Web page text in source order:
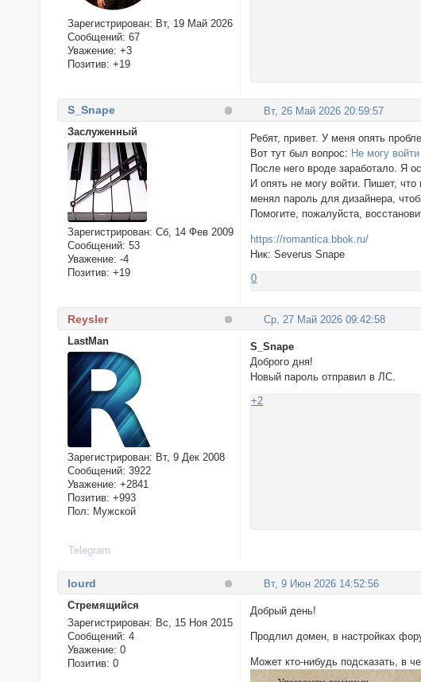
Зарегистрирован: Вт, 19 Май 2026
Сообщений: 67
Уважение: +3
Позитив: +19
Вт, 26 Май 2026 20:59:57
S_Snape
Заслуженный
Зарегистрирован: Сб, 14 Фев 2009
Сообщений: 53
Уважение: -4
Позитив: +19
Ребят, привет. У меня опять
Вот тут был вопрос: Не могу войти
После него вроде заработало. Я
И опять не могу войти. Пишет,
менял пароль для дизайнера,
Помогите, пожалуйста,
https://romantica.bbok.ru/
Ник: Severus Snape
0
Ср, 27 Май 2026 09:42:58
Reysler
LastMan
Зарегистрирован: Вт, 9 Дек 2008
Сообщений: 3922
Уважение: +2841
Позитив: +993
Пол: Мужской
S_Snape
Доброго дня!
Новый пароль отправил в ЛС.
+2
Telegram
Вт, 9 Июн 2026 14:52:56
lourd
Стремящийся
Зарегистрирован: Вс, 15 Ноя 2015
Сообщений: 4
Уважение: 0
Позитив: 0
Добрый день!
Продлил домен, в настройках
Может кто-нибудь подсказать, в